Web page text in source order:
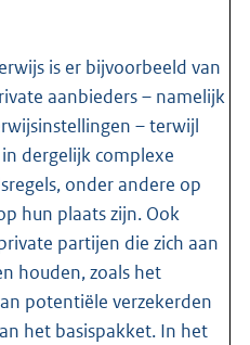
is er bijvoorbeeld van
aanbieders – namelijk
– terwijl
dergelijk complexe
onder andere op
hun plaats zijn. Ook
partijen die zich aan
houden, zoals het
potentiële verzekerden
het basispakket. In het